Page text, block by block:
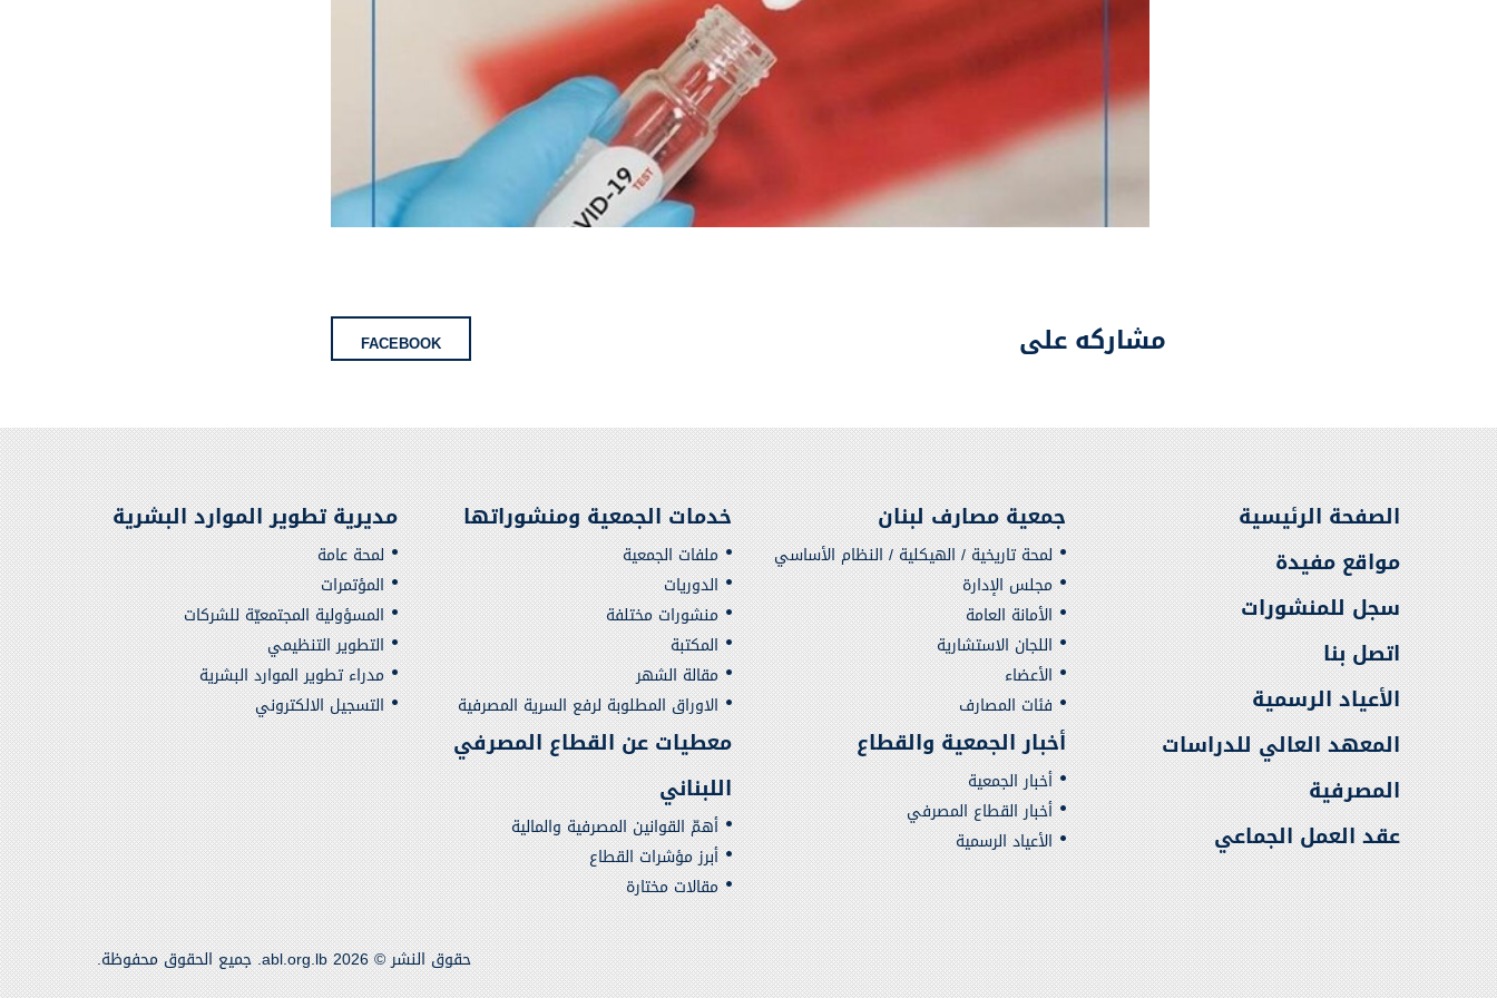
مشاركه على FACEBOOK
الصفحة الرئيسية
مواقع مفيدة
سجل للمنشورات
اتصل بنا
الأعياد الرسمية
المعهد العالي للدراسات
المصرفية
عقد العمل الجماعي
جمعية مصارف لبنان
لمحة تاريخية / الهيكلية / النظام الأساسي
مجلس الإدارة
الأمانة العامة
اللجان الاستشارية
الأعضاء
فئات المصارف
خدمات الجمعية ومنشوراتها
ملفات الجمعية
الدوريات
منشورات مختلفة
المكتبة
مقالة الشهر
الاوراق المطلوبة لرفع السرية المصرفية
مديرية تطوير الموارد البشرية
لمحة عامة
المؤتمرات
المسؤولية المجتمعيّة للشركات
التطوير التنظيمي
مدراء تطوير الموارد البشرية
التسجيل الالكتروني
أخبار الجمعية والقطاع
أخبار الجمعية
أخبار القطاع المصرفي
الأعياد الرسمية
معطيات عن القطاع المصرفي
اللبناني
أهمّ القوانين المصرفية والمالية
أبرز مؤشرات القطاع
مقالات مختارة
حقوق النشر © 2026 abl.org.lb. جميع الحقوق محفوظة.